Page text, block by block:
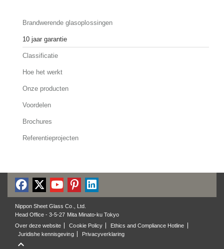
Brandwerende glasoplossingen
10 jaar garantie
Classificatie
Hoe het werkt
Onze producten
Voordelen
Brochures
Referentieprojecten
Nippon Sheet Glass Co., Ltd.
Head Office - 3-5-27 Mita Minato-ku Tokyo
Over deze website
Cookie Policy
Ethics and Compliance Hotline
Juridishe kennisgeving
Privacyverklaring
